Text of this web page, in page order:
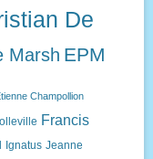
De
Marsh EPM
Champollion
Francis
Ignatus Jeanne